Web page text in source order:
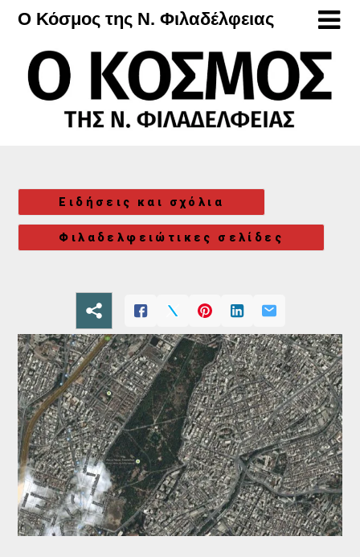
Μετάβαση
περιεχόμενο
Ο Κόσμος της Ν. Φιλαδέλφειας
Ειδήσεις και σχόλια
Φιλαδελφειώτικες σελίδες